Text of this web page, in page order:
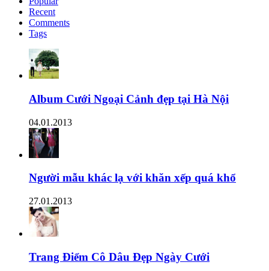
Recent
Comments
Tags
Album Cưới Ngoại Cảnh đẹp tại Hà Nội
04.01.2013
Người mẫu khác lạ với khăn xếp quá khổ
27.01.2013
Trang Điểm Cô Dâu Đẹp Ngày Cưới